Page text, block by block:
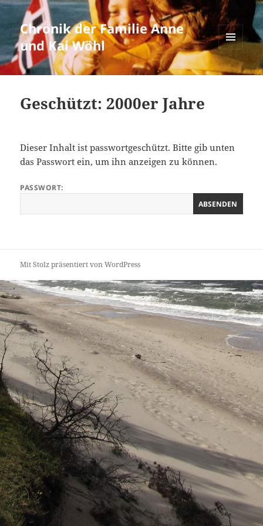
Chronik der Familie Anne
und Kai Wöhl
MENÜ
UND
WIDGETS
Geschützt: 2000er Jahre
Dieser Inhalt ist passwortgeschützt. Bitte gib unten
das Passwort ein, um ihn anzeigen zu können.
PASSWORT:
Mit Stolz präsentiert von WordPress